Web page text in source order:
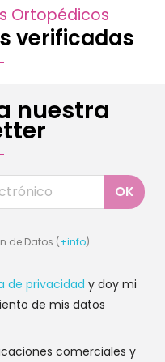
Ortopédicos
verificadas
nuestra
de Datos (+info)
de privacidad y doy mi
de mis datos
comerciales y